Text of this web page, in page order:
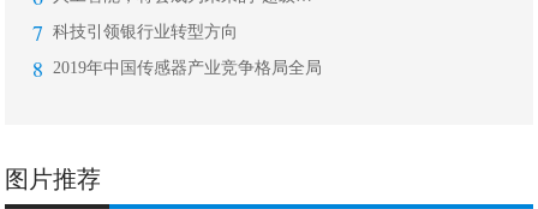
7 科技引领银行业转型方向
8 2019年中国传感器产业竞争格局全局
图片推荐